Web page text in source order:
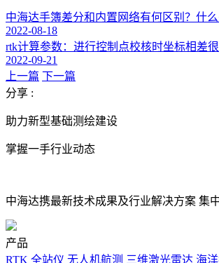
中海达手簿差分和内置网络有何区别？什么
2022-08-18
rtk计算参数：进行控制点校核时坐标相差
2022-09-21
上一篇 下一篇
分享 :
助力新型基础测绘建设
掌握一手行业动态
中海达携最新技术成果及行业解决方案 集
产品
RTK 全站仪 无人机航测 三维激光雷达 海